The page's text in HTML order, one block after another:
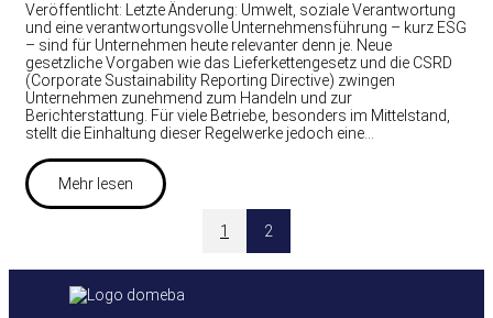
Veröffentlicht: Letzte Änderung: Umwelt, soziale Verantwortung
und eine verantwortungsvolle Unternehmensführung – kurz ESG
– sind für Unternehmen heute relevanter denn je. Neue
gesetzliche Vorgaben wie das Lieferkettengesetz und die CSRD
(Corporate Sustainability Reporting Directive) zwingen
Unternehmen zunehmend zum Handeln und zur
Berichterstattung. Für viele Betriebe, besonders im Mittelstand,
stellt die Einhaltung dieser Regelwerke jedoch eine…
Mehr lesen
1 2